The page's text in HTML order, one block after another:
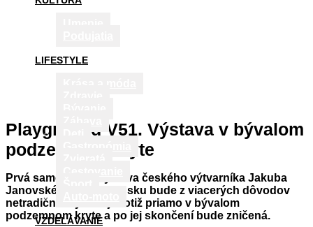
LIFESTYLE
VZDELÁVANIE
Playground V51. Výstava v bývalom
podzemnom kryte
Prvá samostatná výstava českého výtvarníka Jakuba
Janovského na Slovensku bude z viacerých dôvodov
netradičná: vytvorí ju totiž priamo v bývalom
podzemnom kryte a po jej skončení bude zničená.